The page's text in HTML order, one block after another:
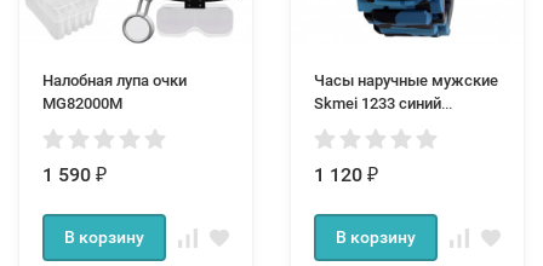
Налобная лупа очки
MG82000M
1 590 ₽
В корзину
Часы наручные мужские
Skmei 1233 синий
камуфляж
1 120 ₽
В корзину